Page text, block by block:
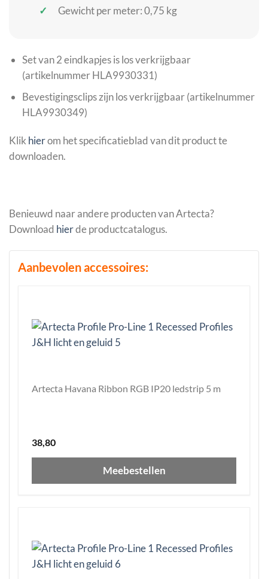
Gewicht per meter: 0,75 kg
Set van 2 eindkapjes is los verkrijgbaar
(artikelnummer HLA9930331)
Bevestigingsclips zijn los verkrijgbaar (artikelnummer
HLA9930349)
Klikhierom het specificatieblad van dit product te
downloaden.
Benieuwd naar andere producten van Artecta?
Download hierde productcatalogus.
Aanbevolen accessoires:
Artecta Havana Ribbon RGB IP20 ledstrip 5 m
38,80
Meebestellen